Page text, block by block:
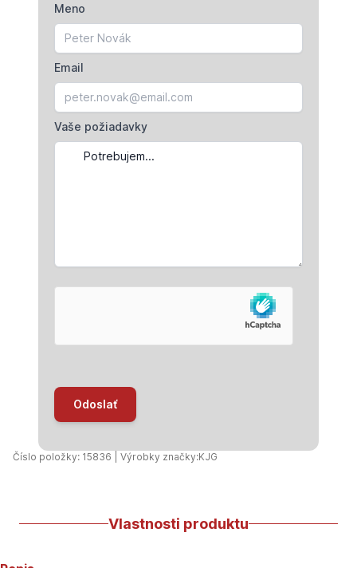
Meno
Email
Vaše požiadavky
Odoslať
Číslo položky: 15836 | Výrobky značky:KJG
Vlastnosti produktu